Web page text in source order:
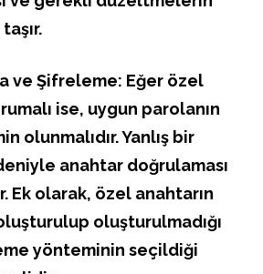
ve Şifreleme: Eğer özel
ise, uygun parolanın
olunmalıdır. Yanlış bir
anahtar doğrulaması
Ek olarak, özel anahtarın
oluşturulmadığı
yönteminin seçildiği